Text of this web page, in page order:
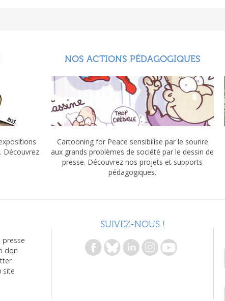
Découvrez
NOS ACTIONS PÉDAGOGIQUES
Cartooning for Peace sensibilise par le sourire
aux grands problèmes de société par le dessin de
presse. Découvrez nos projets et supports
pédagogiques.
presse
don
site
SUIVEZ-NOUS !